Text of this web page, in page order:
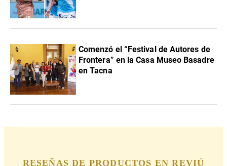
Comenzó el “Festival de Autores de
Frontera” en la Casa Museo Basadre
en Tacna